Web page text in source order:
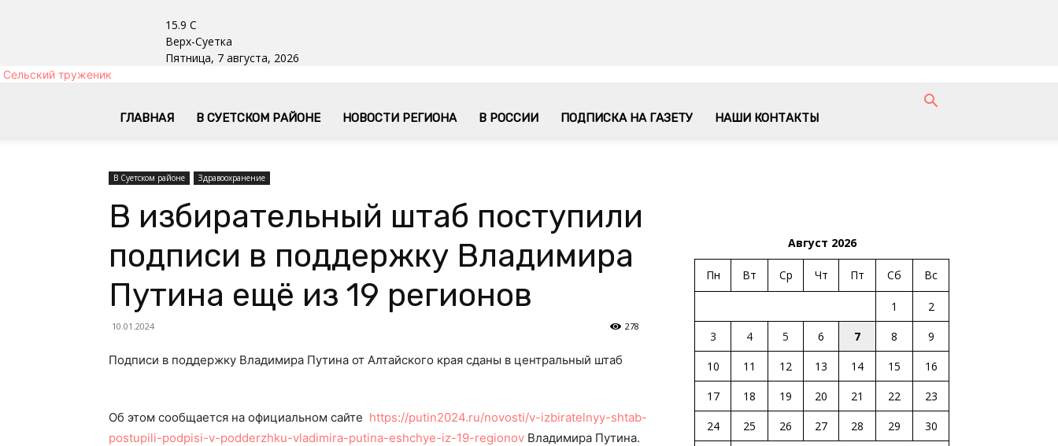
15.9 C
Верх-Суетка
Пятница, 7 августа, 2026
Сельский труженик
ГЛАВНАЯ В СУЕТСКОМ РАЙОНЕ НОВОСТИ РЕГИОНА В РОССИИ ПОДПИСКА НА ГАЗЕТУ НАШИ КОНТАКТЫ
В Суетском районе Здравоохранение
В избирательный штаб поступили
подписи в поддержку Владимира
Путина ещё из 19 регионов
10.01.2024 278
Подписи в поддержку Владимира Путина от Алтайского края сданы в центральный штаб
Об этом сообщается на официальном сайте https://putin2024.ru/novosti/v-izbiratelnyy-shtab-
postupili-podpisi-v-podderzhku-vladimira-putina-eshchye-iz-19-regionov Владимира Путина.
Август 2026
Пн Вт Ср Чт Пт Сб Вс
1
2
3
4 5 6 7 8
9
10
11 12 13 14 15
16
17
18 19 20 21 22
23
24
25 26 27 28 29
30